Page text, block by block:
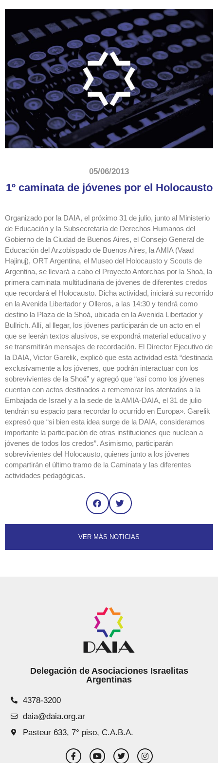
05/06/2013
1º caminata de jóvenes por el Holocausto
Organizado por la DAIA, el próximo 31 de julio, junto al Ministerio
de Educación y la Subsecretaría de Derechos Humanos del
Gobierno de la Ciudad de Buenos Aires, el Consejo General de
Educación del Arzobispado de Buenos Aires, la AMIA (Vaad
Hajinuj), ORT Argentina, el Museo del Holocausto y Scouts de
Argentina, se llevará a cabo el Proyecto Antorchas por la Shoá, la
primera caminata multitudinaria de jóvenes de diferentes credos
que recordará el Holocausto. Dicha actividad, iniciará su recorrido
en la Avenida Libertador y Olleros, a las 14:30 y tendrá como
destino la Plaza de la Shoá, ubicada en la Avenida Libertador y
Bullrich. Allí, al llegar, los jóvenes participarán de un acto en el
que se leerán textos alusivos, se expondrá material educativo y
se transmitirán mensajes de recordación. El Director Ejecutivo de
la DAIA, Victor Garelik, explicó que esta actividad está “destinada
exclusivamente a los jóvenes, que podrán interactuar con los
sobrevivientes de la Shoá” y agregó que “así como los jóvenes
cuentan con actos destinados a rememorar los atentados a la
Embajada de Israel y a la sede de la AMIA-DAIA, el 31 de julio
tendrán su espacio para recordar lo ocurrido en Europa». Garelik
expresó que “si bien esta idea surge de la DAIA, consideramos
importante la participación de otras instituciones que nuclean a
jóvenes de todos los credos”. Asimismo, participarán
sobrevivientes del Holocausto, quienes junto a los jóvenes
compartirán el último tramo de la Caminata y las diferentes
actividades pedagógicas.
VER MÁS NOTICIAS
Delegación de Asociaciones Israelitas
Argentinas
4378-3200
daia@daia.org.ar
Pasteur 633, 7° piso, C.A.B.A.